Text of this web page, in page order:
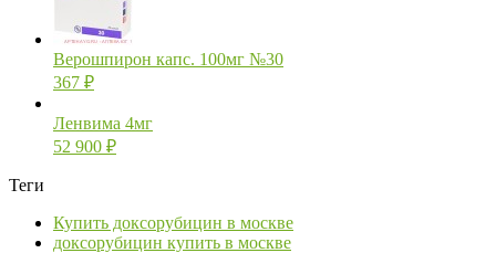
Верошпирон капс. 100мг №30
367 ₽
Ленвима 4мг
52 900 ₽
Теги
Купить доксорубицин в москве
доксорубицин купить в москве